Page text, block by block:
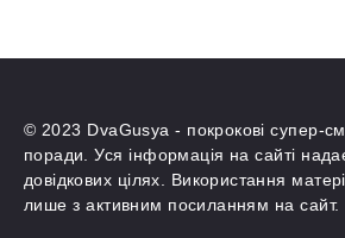
© 2023 DvaGusya - покрокові супер-
поради. Уся інформація на сайті
довідкових цілях. Використання
лише з активним посиланням на сайт.